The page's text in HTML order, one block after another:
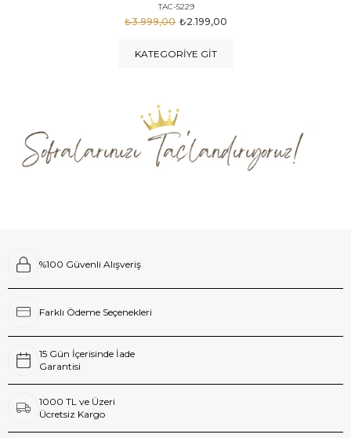
TAC-5040
₺2.999,00
₺4.289,00
KATEGORIYE GIT
%100 Güvenli Alışveriş
Farklı Ödeme Seçenekleri
15 Gün İçerisinde İade
Garantisi
1000 TL ve Üzeri
Ücretsiz Kargo